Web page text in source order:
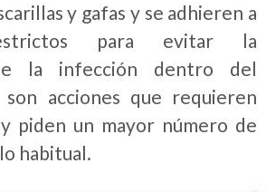
y gafas y se adhieren a
para evitar la
la infección dentro del
son acciones que requieren
piden un mayor número de
habitual.